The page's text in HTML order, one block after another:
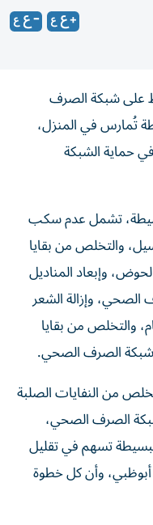
على شبكة الصرف
تُمارس في المنزل،
حماية الشبكة
5 إجراءات بسيطة، تشمل عدم سكب
والتخلص من بقايا
وإبعاد المناديل
الصحي، وإزالة الشعر
والتخلص من بقايا
الصرف الصحي.
من النفايات الصلبة
الصرف الصحي،
تسهم في تقليل
أبوظبي، وأن كل خطوة